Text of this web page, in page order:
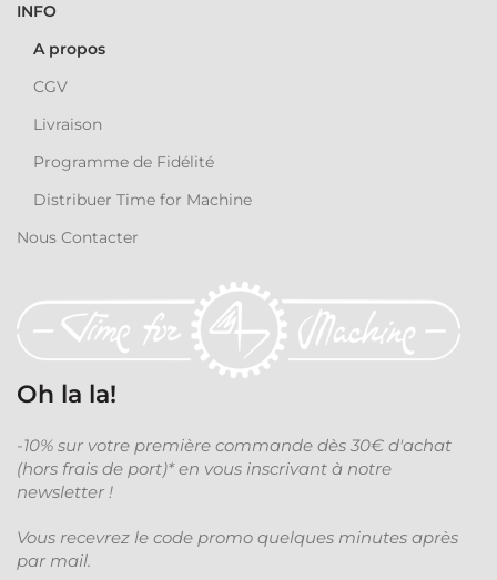
INFO
A propos
CGV
Livraison
Programme de Fidélité
Distribuer Time for Machine
Nous Contacter
Oh la la!
-10% sur votre première commande dès 30€ d'achat
(hors frais de port)* en vous inscrivant à notre
newsletter !
Vous recevrez le code promo quelques minutes après
par mail.